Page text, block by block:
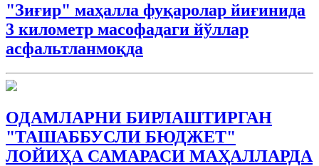
"Зиғир" маҳалла фуқаролар йиғинида
3 километр масофадаги йўллар
асфальтланмоқда
ОДАМЛАРНИ БИРЛАШТИРГАН
"ТАШАББУСЛИ БЮДЖEТ"
ЛОЙИҲА САМАРАСИ МАҲАЛЛАРДА